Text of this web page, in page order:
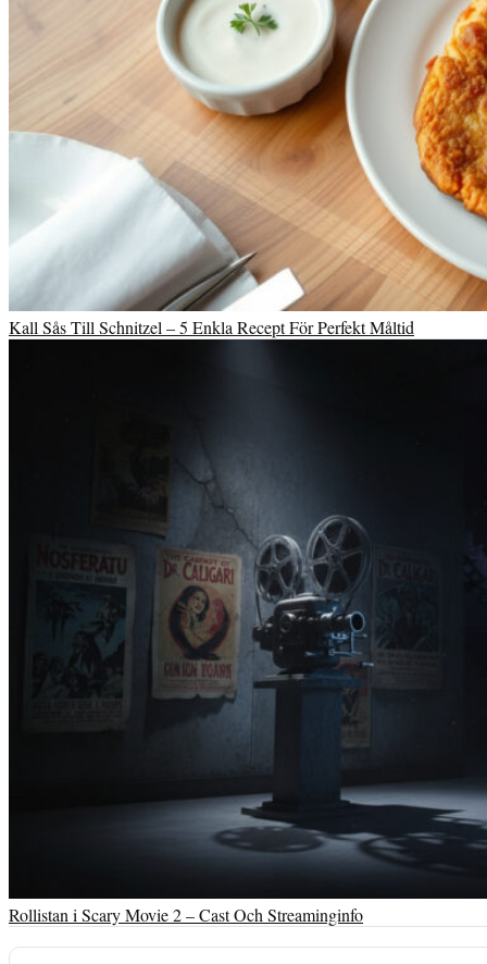
Kall Sås Till Schnitzel – 5 Enkla Recept För Perfekt Måltid
Rollistan i Scary Movie 2 – Cast Och Streaminginfo